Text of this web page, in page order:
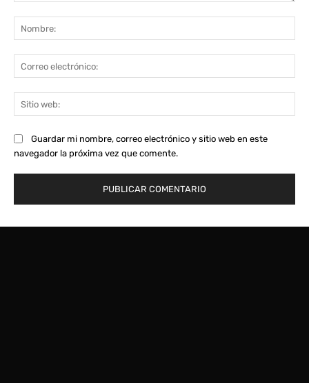
Guardar mi nombre, correo electrónico y sitio web en este
navegador la próxima vez que comente.